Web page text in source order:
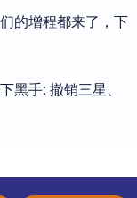
的增程都来了，下
黑手: 撤销三星、